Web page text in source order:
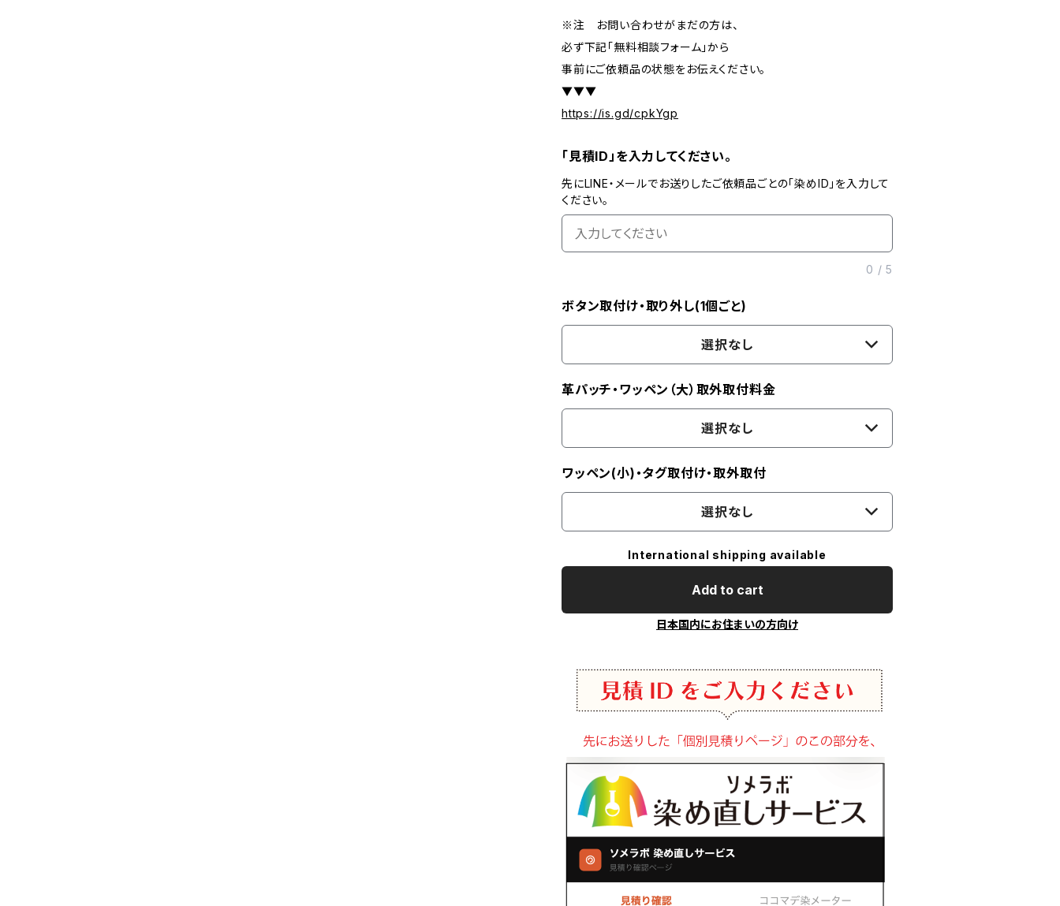
※注 お問い合わせがまだの方は、
必ず下記「無料相談フォーム」から
事前にご依頼品の状態をお伝えください。
▼▼▼
https://is.gd/cpkYgp
「見積ID」を入力してください。
先にLINE・メールでお送りしたご依頼品ごとの「染めID」を入力して
ください。
0 /5
ボタン取付け・取り外し(1個ごと)
選択なし
革パッチ・ワッペン（大）取外取付料金
選択なし
ワッペン(小)・タグ取付け・取外取付
選択なし
International shipping available
Add to cart
日本国内にお住まいの方向け